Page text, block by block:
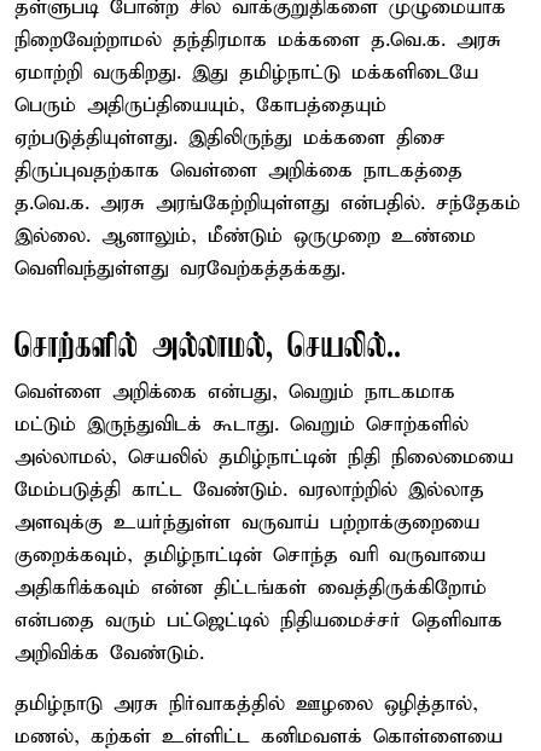
தள்ளுபடி போன்ற சில வாக்குறுதிகளை முழுமையாக
நிறைவேற்றாமல் தந்திரமாக மக்களை த.வெ.க. அரசு
ஏமாற்றி வருகிறது. இது தமிழ்நாட்டு மக்களிடையே
பெரும் அதிருப்தியையும், கோபத்தையும்
ஏற்படுத்தியுள்ளது. இதிலிருந்து மக்களை திசை
திருப்புவதற்காக வெள்ளை அறிக்கை நாடகத்தை
த.வெ.க. அரசு அரங்கேற்றியுள்ளது என்பதில். சந்தேகம்
இல்லை. ஆனாலும், மீண்டும் ஒருமுறை உண்மை
வெளிவந்துள்ளது வரவேற்கத்தக்கது.
சொற்களில் அல்லாமல், செயலில்..
வெள்ளை அறிக்கை என்பது, வெறும் நாடகமாக
மட்டும் இருந்துவிடக் கூடாது. வெறும் சொற்களில்
அல்லாமல், செயலில் தமிழ்நாட்டின் நிதி நிலைமையை
மேம்படுத்தி காட்ட வேண்டும். வரலாற்றில் இல்லாத
அளவுக்கு உயர்ந்துள்ள வருவாய் பற்றாக்குறையை
குறைக்கவும், தமிழ்நாட்டின் சொந்த வரி வருவாயை
அதிகரிக்கவும் என்ன திட்டங்கள் வைத்திருக்கிறோம்
என்பதை வரும் பட்ஜெட்டில் நிதியமைச்சர் தெளிவாக
அறிவிக்க வேண்டும்.
தமிழ்நாடு அரசு நிர்வாகத்தில் ஊழலை ஒழித்தால்,
மணல், கற்கள் உள்ளிட்ட கனிமவளக் கொள்ளையை